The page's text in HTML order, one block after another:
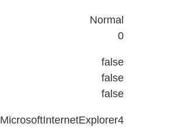
Normal
0
false
false
false
MicrosoftInternetExplorer4